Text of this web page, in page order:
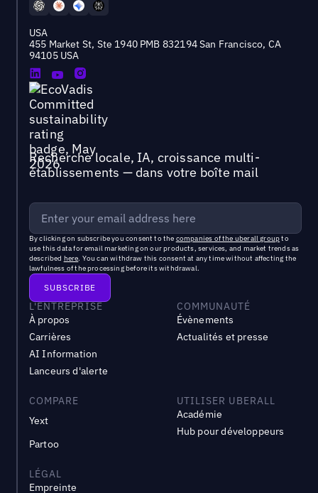
USA
455 Market St, Ste 1940 PMB 832194 San Francisco, CA
94105 USA
Recherche locale, IA, croissance multi-
établissements — dans votre boîte mail
By clicking on subscribe you consent to the companies of the uberall groupto
use this data for email marketing on our products, services, and market trends as
described here. You can withdraw this consent at any time without affecting the
lawfulness of the processing before its withdrawal.
L'ENTREPRISE
À propos
Carrières
AI Information
Lanceurs d'alerte
COMMUNAUTÉ
Évènements
Actualités et presse
COMPARE
Yext
Partoo
UTILISER UBERALL
Académie
Hub pour développeurs
LÉGAL
Empreinte